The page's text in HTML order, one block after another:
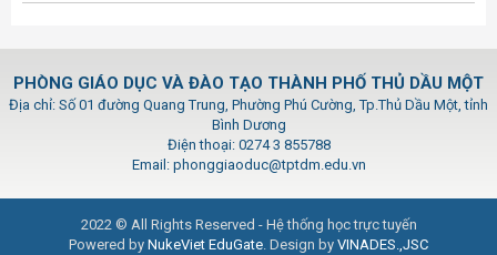
PHÒNG GIÁO DỤC VÀ ĐÀO TẠO THÀNH PHỐ THỦ DẦU MỘT
Địa chỉ: Số 01 đường Quang Trung, Phường Phú Cường, Tp.Thủ Dầu Một, tỉnh
Bình Dương
Điện thoại: 0274 3 855788
Email: phonggiaoduc@tptdm.edu.vn
2022 © All Rights Reserved - Hệ thống học trực tuyến
Powered by NukeViet EduGate. Design by VINADES.,JSC